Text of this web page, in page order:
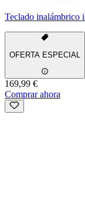
Teclado inalámbrico
OFERTA ESPECIAL
169,99 €
Comprar ahora